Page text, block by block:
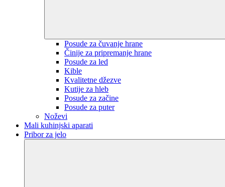
Posude za čuvanje hrane
Činije za pripremanje hrane
Posude za led
Kible
Kvalitetne džezve
Kutije za hleb
Posude za začine
Posude za puter
Noževi
Mali kuhinjski aparati
Pribor za jelo